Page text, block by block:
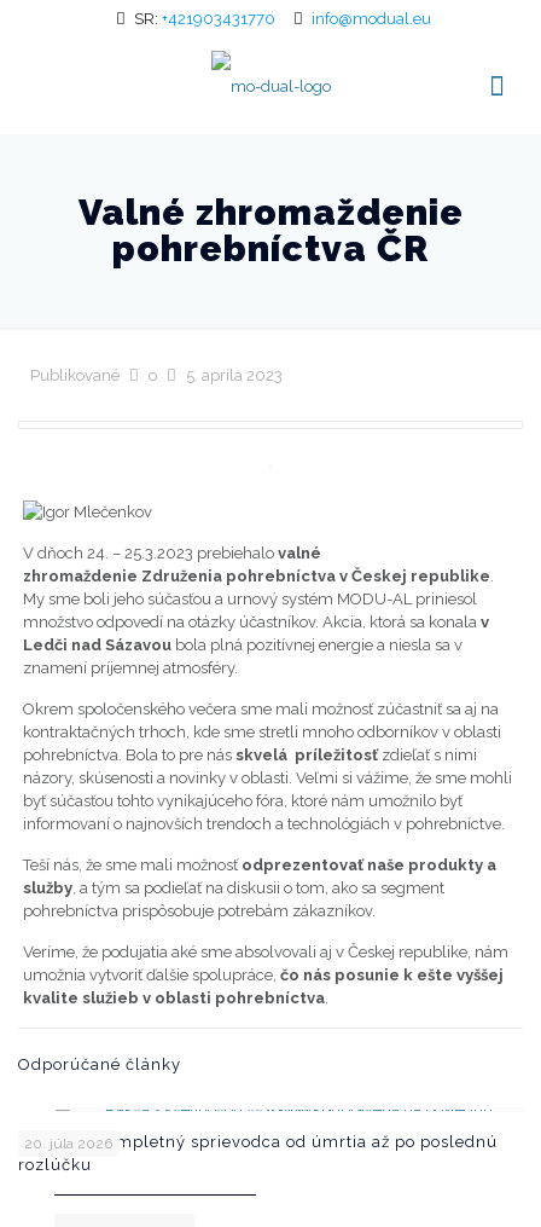
SR: +421903431770 info@modual.eu
Valné zhromaždenie
pohrebníctva ČR
Publikované o 5. apríla 2023
V dňoch 24. – 25.3.2023 prebiehalovalné
zhromaždenie Združenia pohrebníctva v Českej republike.
My sme boli jeho súčasťou a urnový systém MODU-AL priniesol
množstvo odpovedí na otázky účastníkov. Akcia, ktorá sa konalav
Ledči nad Sázavou bola plná pozitívnej energie a niesla sa v
znamení príjemnej atmosféry.
Okrem spoločenského večera sme mali možnosť zúčastniť sa aj na
kontraktačných trhoch, kde sme stretli mnoho odborníkov v oblasti
pohrebníctva. Bola to pre násskvelá príležitosťzdieľať s nimi
názory, skúsenosti a novinky v oblasti. Veľmi si vážime, že sme mohli
byť súčasťou tohto vynikajúceho fóra, ktoré nám umožnilo byť
informovaní o najnovších trendoch a technológiách v pohrebníctve.
Teší nás, že sme mali možnosť odprezentovať naše produkty a
služby, a tým sa podieľať na diskusii o tom, ako sa segment
pohrebníctva prispôsobuje potrebám zákazníkov.
Veríme, že podujatia aké sme absolvovali aj v Českej republike, nám
umožnia vytvoriť ďalšie spolupráce,čo nás posunie k ešte vyššej
kvalite služieb v oblasti pohrebníctva.
Odporúčané články
20. júla 2026
Pohreb – kompletný sprievodca od úmrtia až po poslednú
rozlúčku